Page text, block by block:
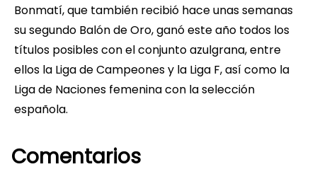
Bonmatí, que también recibió hace unas semanas
su segundo Balón de Oro, ganó este año todos los
títulos posibles con el conjunto azulgrana, entre
ellos la Liga de Campeones y la Liga F, así como la
Liga de Naciones femenina con la selección
española.
Comentarios